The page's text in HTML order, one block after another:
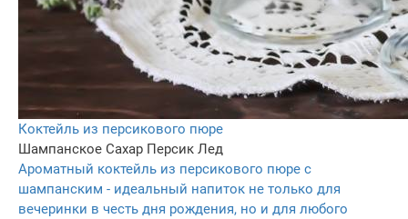
Коктейль из персикового пюре
Шампанское Сахар Персик Лед
Ароматный коктейль из персикового пюре с
шампанским - идеальный напиток не только для
вечеринки в честь дня рождения, но и для любого